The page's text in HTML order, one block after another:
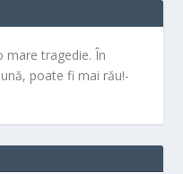
mare tragedie. În
poate fi mai rău!-